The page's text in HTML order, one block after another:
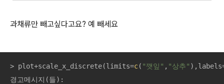
과채류만 빼고싶다고요? 예 빼세요
> plot+scale_x_discrete(limits=c( "깻잎" , "상추"
경고메시지(들):